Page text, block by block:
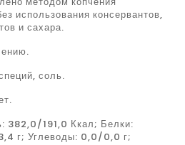
использования консервантов,
и сахара.
соль.
382,0/191,0 Ккал; Белки:
г; Углеводы: 0,0/0,0 г;